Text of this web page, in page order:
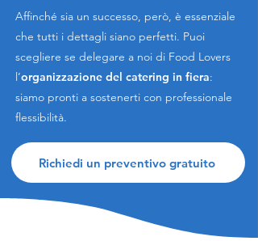
Affinché sia un successo, però, è essenziale
che tutti i dettagli siano perfetti. Puoi
scegliere se delegare a noi di Food Lovers
l’organizzazione del catering in fiera:
siamo pronti a sostenerti con professionale
flessibilità.
Richiedi un preventivo gratuito